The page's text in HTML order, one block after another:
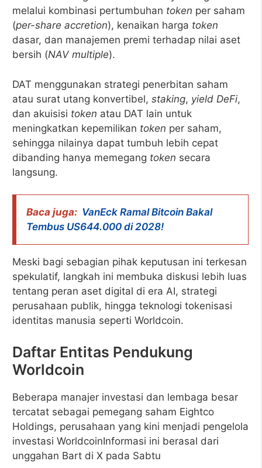
melalui kombinasi pertumbuhan token per saham
(per-share accretion), kenaikan harga token
dasar, dan manajemen premi terhadap nilai aset
bersih (NAV multiple).
DAT menggunakan strategi penerbitan saham
atau surat utang konvertibel, staking, yield DeFi,
dan akuisisi token atau DAT lain untuk
meningkatkan kepemilikan token per saham,
sehingga nilainya dapat tumbuh lebih cepat
dibanding hanya memegang token secara
langsung.
Baca juga: VanEck Ramal Bitcoin Bakal
Tembus US644.000 di 2028!
Meski bagi sebagian pihak keputusan ini terkesan
spekulatif, langkah ini membuka diskusi lebih luas
tentang peran aset digital di era AI, strategi
perusahaan publik, hingga teknologi tokenisasi
identitas manusia seperti Worldcoin.
Daftar Entitas Pendukung
Worldcoin
Beberapa manajer investasi dan lembaga besar
tercatat sebagai pemegang saham Eightco
Holdings, perusahaan yang kini menjadi pengelola
investasi WorldcoinInformasi ini berasal dari
unggahan Bart di X pada Sabtu